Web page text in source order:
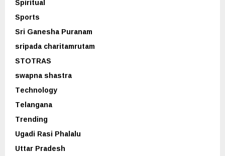
Sports
Sri Ganesha Puranam
sripada charitamrutam
STOTRAS
swapna shastra
Technology
Telangana
Trending
Ugadi Rasi Phalalu
Uttar Pradesh